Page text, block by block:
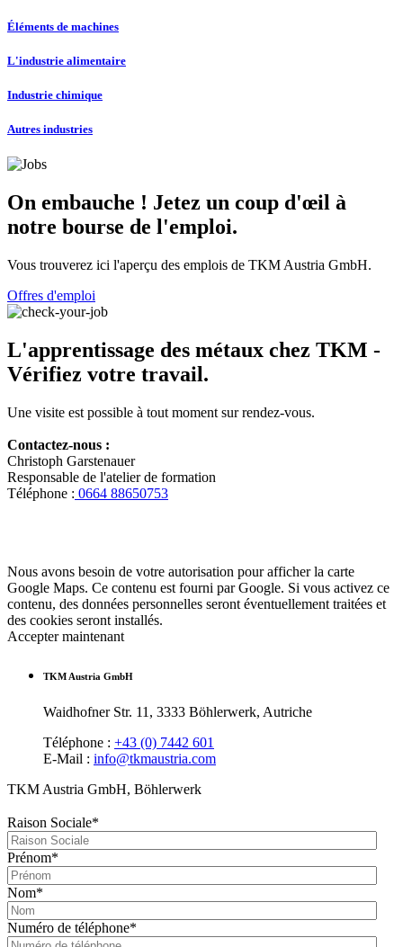
Éléments de machines
L'industrie alimentaire
Industrie chimique
Autres industries
On embauche ! Jetez un coup d'œil à
notre bourse de l'emploi.
Vous trouverez ici l'aperçu des emplois de TKM Austria GmbH.
Offres d'emploi
L'apprentissage des métaux chez TKM -
Vérifiez votre travail.
Une visite est possible à tout moment sur rendez-vous.
Contactez-nous :
Christoph Garstenauer
Responsable de l'atelier de formation
Téléphone : 0664 88650753
Nous avons besoin de votre autorisation pour afficher la carte
Google Maps. Ce contenu est fourni par Google. Si vous activez ce
contenu, des données personnelles seront éventuellement traitées et
des cookies seront installés.
Accepter maintenant
TKM Austria GmbH
Waidhofner Str. 11, 3333 Böhlerwerk, Autriche
Téléphone : +43 (0) 7442 601
E-Mail : info@tkmaustria.com
TKM Austria GmbH, Böhlerwerk
Raison Sociale*
Prénom*
Nom*
Numéro de téléphone*